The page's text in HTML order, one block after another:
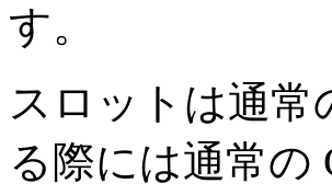
す。
スロットは通
る際には通常の